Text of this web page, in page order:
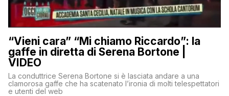
“Vieni cara” “Mi chiamo Riccardo”: la
gaffe in diretta di Serena Bortone |
VIDEO
La conduttrice Serena Bortone si è lasciata andare a una
clamorosa gaffe che ha scatenato l’ironia di molti telespettatori
e utenti del web